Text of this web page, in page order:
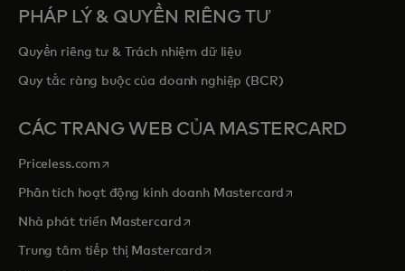
PHÁP LÝ & QUYỀN RIÊNG TƯ
Quyền riêng tư & Trách nhiệm dữ liệu
Quy tắc ràng buộc của doanh nghiệp (BCR)
CÁC TRANG WEB CỦA MASTERCARD
Priceless.com opens in a new tab
Phân tích hoạt động kinh doanh Mastercard opens in a new tab
Nhà phát triển Mastercardopens in a new tab
Trung tâm tiếp thị Mastercardopens in a new tab